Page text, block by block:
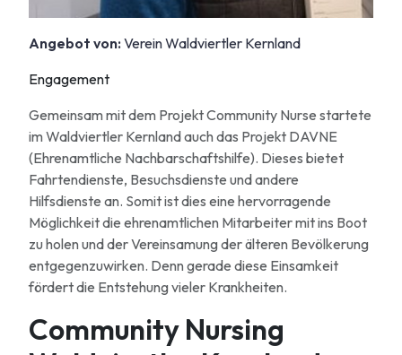
Angebot von: Verein Waldviertler Kernland
Engagement
Gemeinsam mit dem Projekt Community Nurse startete
im Waldviertler Kernland auch das Projekt DAVNE
(Ehrenamtliche Nachbarschaftshilfe). Dieses bietet
Fahrtendienste, Besuchsdienste und andere
Hilfsdienste an. Somit ist dies eine hervorragende
Möglichkeit die ehrenamtlichen Mitarbeiter mit ins Boot
zu holen und der Vereinsamung der älteren Bevölkerung
entgegenzuwirken. Denn gerade diese Einsamkeit
fördert die Entstehung vieler Krankheiten.
Community Nursing